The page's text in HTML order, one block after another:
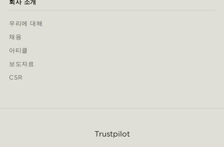
회사 소개
우리에 대해
채용
아티클
보도자료
CSR
Trustpilot